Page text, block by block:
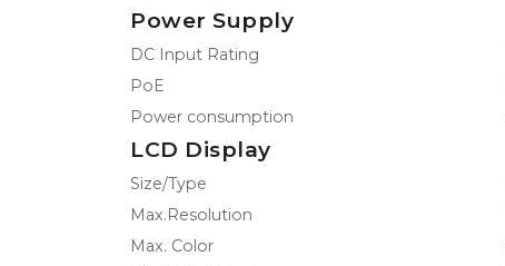
Power Supply
DC Input Rating
PoE
Power consumption
LCD Display
Size/Type
Max.Resolution
Max. Color